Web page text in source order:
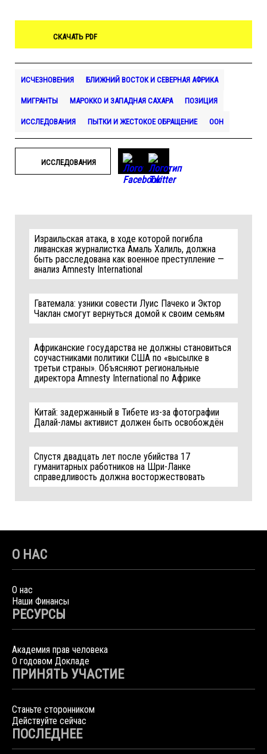
СКАЧАТЬ PDF
ИСЧЕЗНОВЕНИЯ БЛИЖНИЙ ВОСТОК И СЕВЕРНАЯ АФРИКА
МИГРАНТЫ МАРОККО И ЗАПАДНАЯ САХАРА ПОЗИЦИЯ
ИССЛЕДОВАНИЯ ПЫТКИ И ЖЕСТОКОЕ ОБРАЩЕНИЕ ООН
ИССЛЕДОВАНИЯ
Израильская атака, в ходе которой погибла
ливанская журналистка Амаль Халиль, должна
быть расследована как военное преступление —
анализ Amnesty International
Гватемала: узники совести Луис Пачеко и Эктор
Чаклан смогут вернуться домой к своим семьям
Африканские государства не должны становиться
соучастниками политики США по «высылке в
третьи страны». Объясняют региональные
директора Amnesty International по Африке
Китай: задержанный в Тибете из-за фотографии
Далай-ламы активист должен быть освобождён
Спустя двадцать лет после убийства 17
гуманитарных работников на Шри-Ланке
справедливость должна восторжествовать
О НАС
О нас
Наши Финансы
РЕСУРСЫ
Академия прав человека
О годовом Докладе
ПРИНЯТЬ УЧАСТИЕ
Станьте сторонником
Действуйте сейчас
ПОСЛЕДНЕЕ